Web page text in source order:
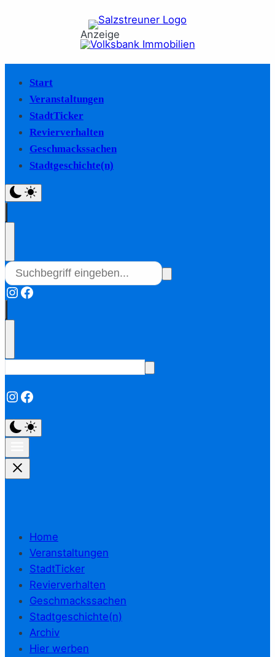
Anzeige
Start
Veranstaltungen
StadtTicker
Revierverhalten
Geschmackssachen
Stadtgeschichte(n)
Instagram
Facebook
Instagram
Facebook
Home
Veranstaltungen
StadtTicker
Revierverhalten
Geschmackssachen
Stadtgeschichte(n)
Archiv
Hier werben